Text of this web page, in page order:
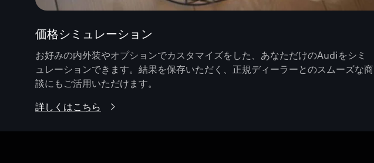
価格シミュレーション
お好みの内外装やオプションでカスタマイズをした、あなただけのAudiをシミ
ュレーションできます。結果を保存いただく、正規ディーラーとのスムーズな商
談にもご活用いただけます。
詳しくはこちら